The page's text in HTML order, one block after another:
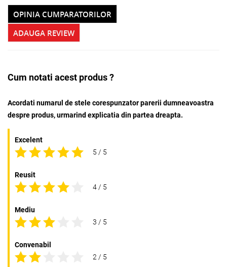
ADAUGA REVIEW
OPINIA CUMPARATORILOR
Cum notati acest produs ?
Acordati numarul de stele corespunzator parerii dumneavoastra
despre produs, urmarind explicatia din partea dreapta.
Excelent
5 / 5
Reusit
4 / 5
Mediu
3 / 5
Convenabil
2 / 5